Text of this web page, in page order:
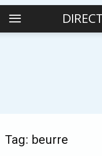
Tag: beurre